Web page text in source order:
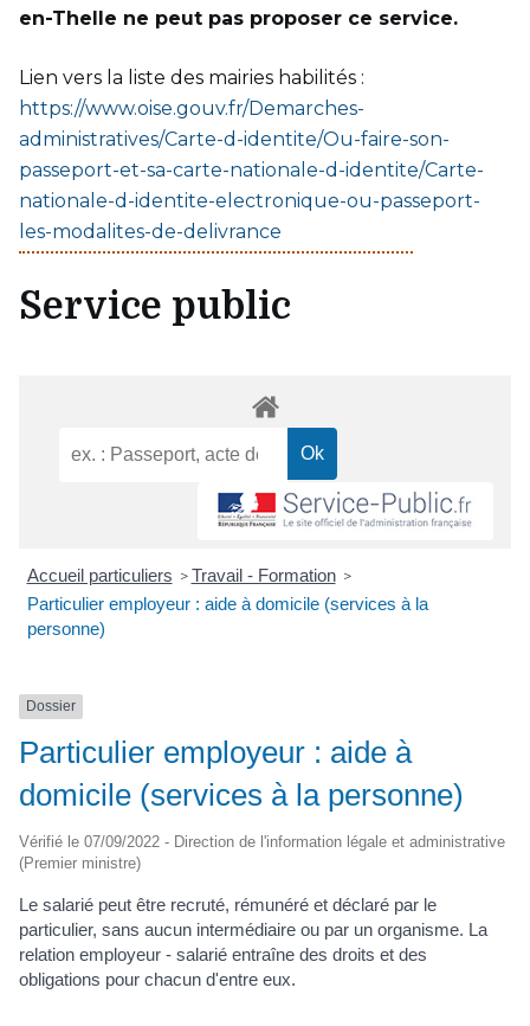
en-Thelle ne peut pas proposer ce service.
Lien vers la liste des mairies habilités :
https://www.oise.gouv.fr/Demarches-
administratives/Carte-d-identite/Ou-faire-son-
passeport-et-sa-carte-nationale-d-identite/Carte-
nationale-d-identite-electronique-ou-passeport-
les-modalites-de-delivrance
Service public
Accueil particuliers > Travail - Formation >
Particulier employeur : aide à domicile (services à la
personne)
Dossier
Particulier employeur : aide à
domicile (services à la personne)
Vérifié le 07/09/2022 - Direction de l'information légale et administrative
(Premier ministre)
Le salarié peut être recruté, rémunéré et déclaré par le
particulier, sans aucun intermédiaire ou par un organisme. La
relation employeur - salarié entraîne des droits et des
obligations pour chacun d'entre eux.